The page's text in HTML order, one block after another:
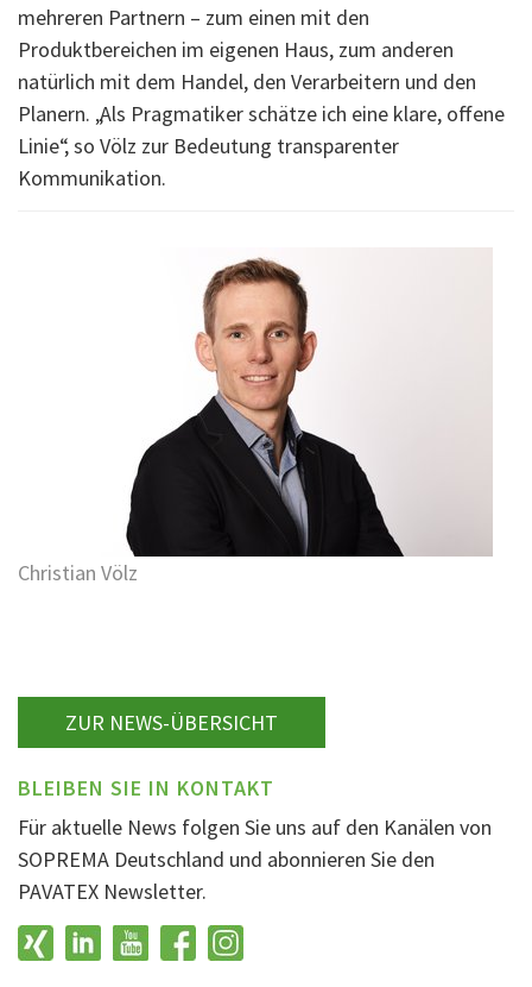
mehreren Partnern – zum einen mit den
Produktbereichen im eigenen Haus, zum anderen
natürlich mit dem Handel, den Verarbeitern und den
Planern. „Als Pragmatiker schätze ich eine klare, offene
Linie“, so Völz zur Bedeutung transparenter
Kommunikation.
Christian Völz
ZUR NEWS-ÜBERSICHT
BLEIBEN SIE IN KONTAKT
Für aktuelle News folgen Sie uns auf den Kanälen von
SOPREMA Deutschland und abonnieren Sie den
PAVATEX Newsletter.